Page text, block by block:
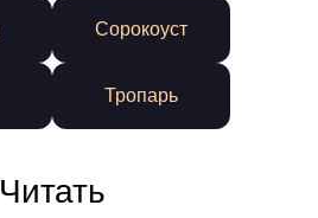
Сорокоуст
Тропарь
Читать